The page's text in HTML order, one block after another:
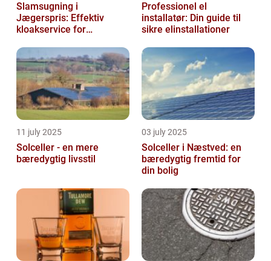
Slamsugning i
Jægerspris: Effektiv
kloakservice for
vedligeholdelse
Professionel el
installatør: Din guide til
sikre elinstallationer
11 july 2025
Solceller - en mere
bæredygtig livsstil
03 july 2025
Solceller i Næstved: en
bæredygtig fremtid for
din bolig